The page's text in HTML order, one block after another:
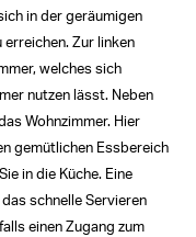
in der geräumigen
erreichen. Zur linken
welches sich
nutzen lässt. Neben
Wohnzimmer. Hier
gemütlichen Essbereich
in die Küche. Eine
schnelle Servieren
einen Zugang zum